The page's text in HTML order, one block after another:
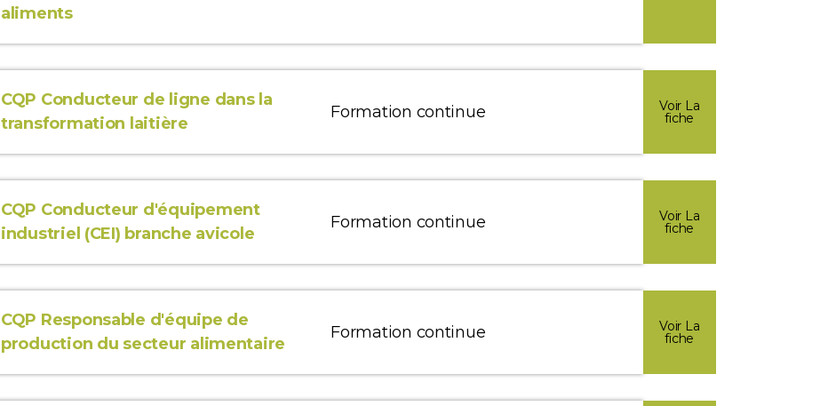
aliments
CQP Conducteur de ligne dans la
transformation laitière
Formation continue Voir La
fiche
CQP Conducteur d'équipement
industriel (CEI) branche avicole
Formation continue Voir La
fiche
CQP Responsable d'équipe de
production du secteur alimentaire
Formation continue Voir La
fiche